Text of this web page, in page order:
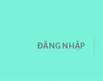
ĐĂNG NHẬP